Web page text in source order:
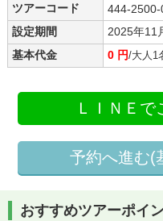
ツアーコード
444-2500-
設定期間
2025年11
基本代金
0 円/大人1
ＬＩＮＥで
予約へ進む(
おすすめツアーポイ